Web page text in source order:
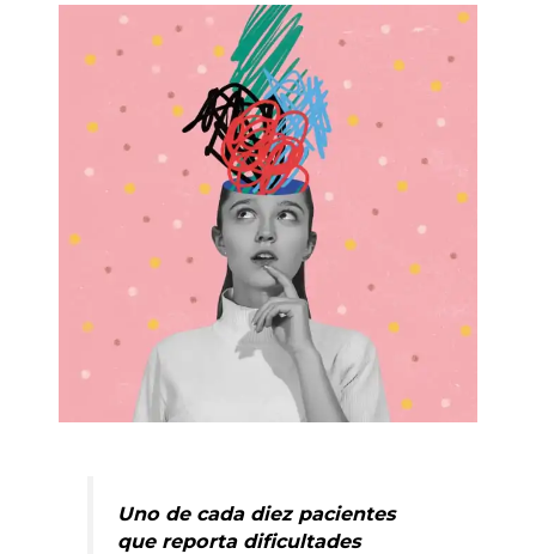
Uno de cada diez pacientes
que reporta dificultades